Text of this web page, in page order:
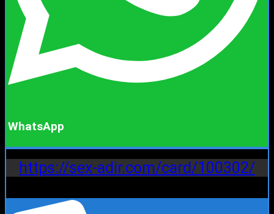
WhatsApp
https://sex-adir.com/card/100302/